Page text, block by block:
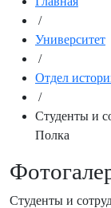
/
Университет
/
Отдел
/
Студенты и
Полка
Студенты и